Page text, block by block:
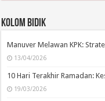
Kolom Bidik
Manuver Melawan KPK:
13/04/2026
10 Hari Terakhir Ramadan:
19/03/2026